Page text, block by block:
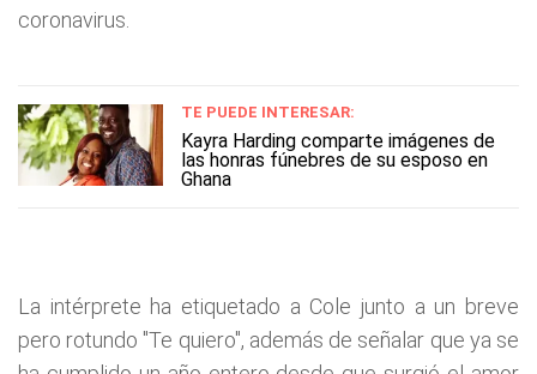
coronavirus.
TE PUEDE INTERESAR:
Kayra Harding comparte imágenes de
las honras fúnebres de su esposo en
Ghana
La intérprete ha etiquetado a Cole junto a un breve
pero rotundo "Te quiero", además de señalar que ya se